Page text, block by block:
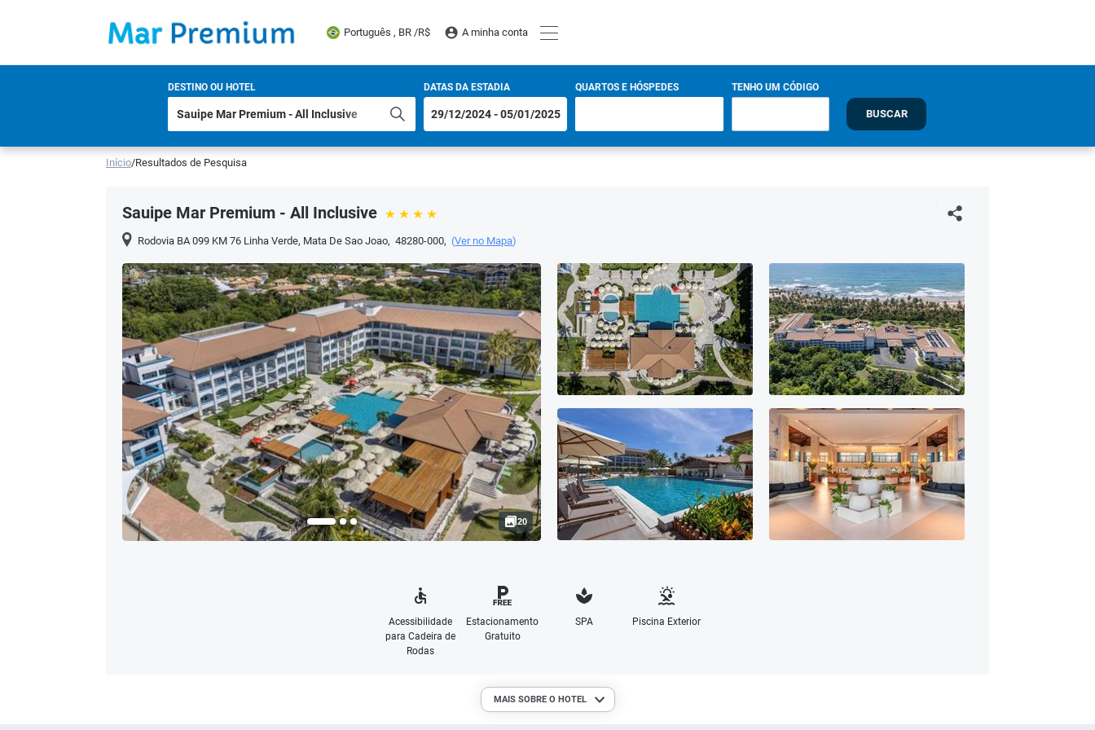
Português , BR /R$ A minha conta
DESTINO OU HOTEL DATAS DA ESTADIA QUARTOS E HÓSPEDES TENHO UM CÓDIGO
BUSCAR
Início/Resultados de Pesquisa
Sauipe Mar Premium - All Inclusive
Rodovia BA 099 KM 76 Linha Verde, Mata De Sao Joao, 48280-000, (Ver no Mapa)
20
Acessibilidade
para Cadeira de
Rodas
Estacionamento
Gratuito
SPA Piscina Exterior
MAIS SOBRE O HOTEL